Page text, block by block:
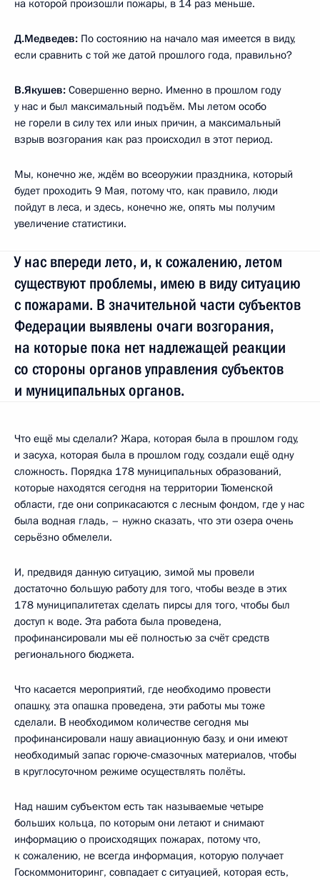
на которой произошли пожары, в 14 раз меньше.
Д.Медведев: По состоянию на начало мая имеется в виду,
если сравнить с той же датой прошлого года, правильно?
В.Якушев: Совершенно верно. Именно в прошлом году
у нас и был максимальный подъём. Мы летом особо
не горели в силу тех или иных причин, а максимальный
взрыв возгорания как раз происходил в этот период.
Мы, конечно же, ждём во всеоружии праздника, который
будет проходить 9 Мая, потому что, как правило, люди
пойдут в леса, и здесь, конечно же, опять мы получим
увеличение статистики.
У нас впереди лето, и, к сожалению, летом
существуют проблемы, имею в виду ситуацию
с пожарами. В значительной части субъектов
Федерации выявлены очаги возгорания,
на которые пока нет надлежащей реакции
со стороны органов управления субъектов
и муниципальных органов.
Что ещё мы сделали? Жара, которая была в прошлом году,
и засуха, которая была в прошлом году, создали ещё одну
сложность. Порядка 178 муниципальных образований,
которые находятся сегодня на территории Тюменской
области, где они соприкасаются с лесным фондом, где у нас
была водная гладь, – нужно сказать, что эти озера очень
серьёзно обмелели.
И, предвидя данную ситуацию, зимой мы провели
достаточно большую работу для того, чтобы везде в этих
178 муниципалитетах сделать пирсы для того, чтобы был
доступ к воде. Эта работа была проведена,
профинансировали мы её полностью за счёт средств
регионального бюджета.
Что касается мероприятий, где необходимо провести
опашку, эта опашка проведена, эти работы мы тоже
сделали. В необходимом количестве сегодня мы
профинансировали нашу авиационную базу, и они имеют
необходимый запас горюче-смазочных материалов, чтобы
в круглосуточном режиме осуществлять полёты.
Над нашим субъектом есть так называемые четыре
больших кольца, по которым они летают и снимают
информацию о происходящих пожарах, потому что,
к сожалению, не всегда информация, которую получает
Госкоммониторинг, совпадает с ситуацией, которая есть,